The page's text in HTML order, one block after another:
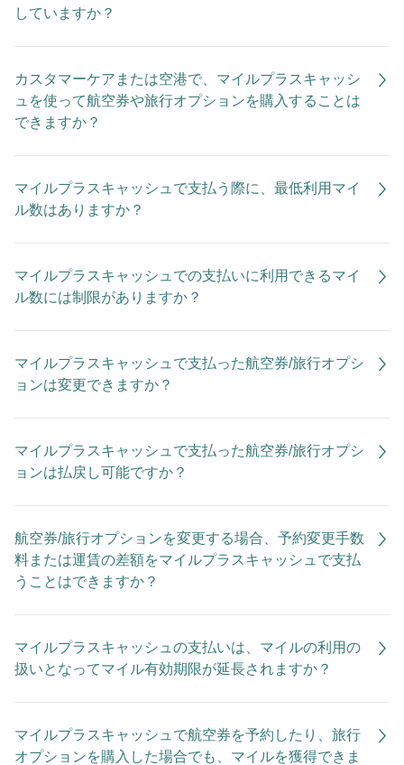
していますか？
カスタマーケアまたは空港で、マイルプラスキャッシ
ュを使って航空券や旅行オプションを購入することは
できますか？
マイルプラスキャッシュで支払う際に、最低利用マイ
ル数はありますか？
マイルプラスキャッシュでの支払いに利用できるマイ
ル数には制限がありますか？
マイルプラスキャッシュで支払った航空券/旅行オプシ
ョンは変更できますか？
マイルプラスキャッシュで支払った航空券/旅行オプシ
ョンは払戻し可能ですか？
航空券/旅行オプションを変更する場合、予約変更手数
料または運賃の差額をマイルプラスキャッシュで支払
うことはできますか？
マイルプラスキャッシュの支払いは、マイルの利用の
扱いとなってマイル有効期限が延長されますか？
マイルプラスキャッシュで航空券を予約したり、旅行
オプションを購入した場合でも、マイルを獲得できま